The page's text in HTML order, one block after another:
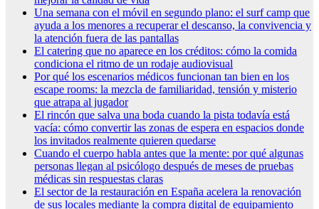
Una semana con el móvil en segundo plano: el surf camp que
ayuda a los menores a recuperar el descanso, la convivencia y
la atención fuera de las pantallas
El catering que no aparece en los créditos: cómo la comida
condiciona el ritmo de un rodaje audiovisual
Por qué los escenarios médicos funcionan tan bien en los
escape rooms: la mezcla de familiaridad, tensión y misterio
que atrapa al jugador
El rincón que salva una boda cuando la pista todavía está
vacía: cómo convertir las zonas de espera en espacios donde
los invitados realmente quieren quedarse
Cuando el cuerpo habla antes que la mente: por qué algunas
personas llegan al psicólogo después de meses de pruebas
médicas sin respuestas claras
El sector de la restauración en España acelera la renovación
de sus locales mediante la compra digital de equipamiento